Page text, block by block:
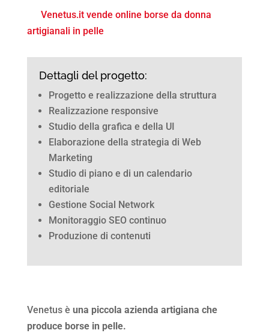
Venetus.it vende online borse da donna
artigianali in pelle
Dettagli del progetto:
Progetto e realizzazione della struttura
Realizzazione responsive
Studio della grafica e della UI
Elaborazione della strategia di Web
Marketing
Studio di piano e di un calendario
editoriale
Gestione Social Network
Monitoraggio SEO continuo
Produzione di contenuti
Venetus è una piccola azienda artigiana che
produce borse in pelle.